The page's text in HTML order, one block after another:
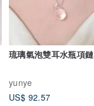
琉璃氣泡雙耳水瓶項鏈
yunye
US$ 92.57